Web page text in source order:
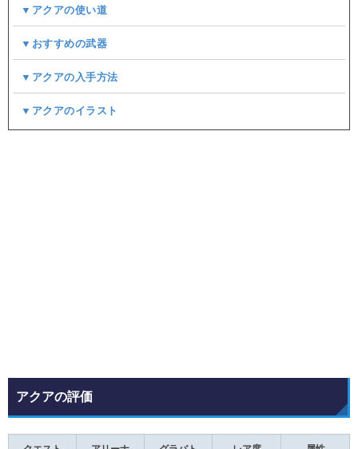
▼アクアの使い道
▼おすすめの武器
▼アクアの入手方法
▼アクアのイラスト
アクアの評価